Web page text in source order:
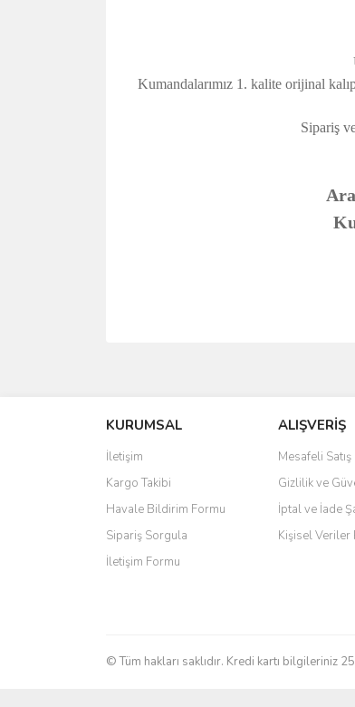
Kumandalarımız 1. kalite orijinal
Sipariş
Ürün resmi kalitesiz, bozuk veya
Ürün açıklamasında eksik bilgiler
Ürün bilgilerinde hatalar bulunuyor.
Ürün fiyatı diğer sitelerden daha pahalı.
Bu ürüne benzer farklı alternatifler
KURUMSAL
İletişim
Kargo Takibi
Havale Bildirim Formu
Sipariş Sorgula
İletişim Formu
ALIŞVERİŞ
Mesafeli
Gizlilik ve
İptal ve İade
Kişisel Veriler
© Tüm hakları saklıdır. Kredi kartı bilgileriniz